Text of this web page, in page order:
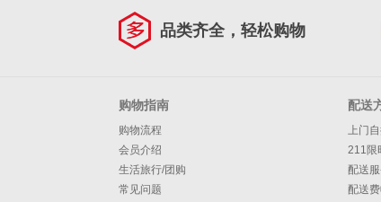
品类齐全，轻松购物
购物指南
购物流程
会员介绍
生活旅行/团购
常见问题
配送
上门
211限
配送
配送